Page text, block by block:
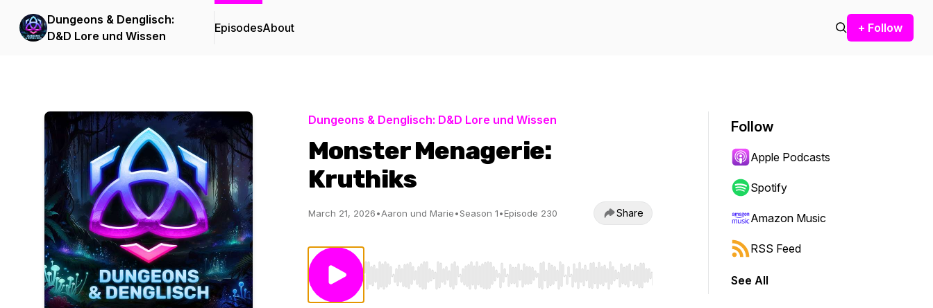
Dungeons & Denglisch:
D&D Lore und Wissen
EpisodesAbout + Follow
Dungeons & Denglisch: D&D Lore und Wissen
Monster Menagerie:
Kruthiks
March 21, 2026•Aaron und Marie•Season 1•Episode 230 Share
Use Left/Right to seek, Home/End to jump to start or end. Hold shift to jump forward or backward.
Follow
Apple Podcasts
Spotify
Amazon Music
RSS Feed
See All